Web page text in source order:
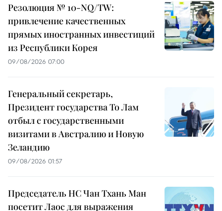
Резолюция № 10-NQ/TW:
привлечение качественных
прямых иностранных инвестиций
из Республики Корея
09/08/2026 07:00
Генеральный секретарь,
Президент государства То Лам
отбыл с государственными
визитами в Австралию и Новую
Зеландию
09/08/2026 01:57
Председатель НС Чан Тхань Ман
посетит Лаос для выражения